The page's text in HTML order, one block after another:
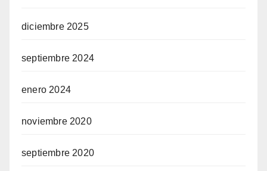
diciembre 2025
septiembre 2024
enero 2024
noviembre 2020
septiembre 2020